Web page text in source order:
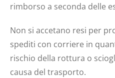
rimborso a seconda delle
Non si accetano resi per
spediti con corriere in
rischio della rottura o
causa del trasporto.